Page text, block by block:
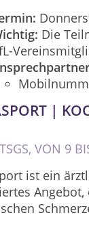
Die
|
VON 9
ist ein